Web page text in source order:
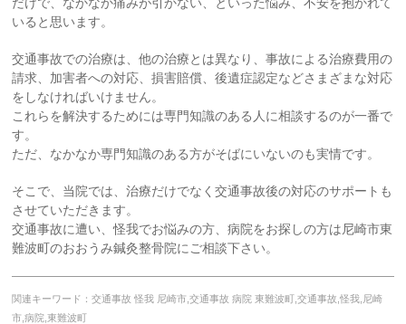
いると思います。
交通事故での治療は、他の治療とは異なり、事故による治療費用の
請求、加害者への対応、損害賠償、後遺症認定などさまざまな対応
をしなければいけません。
これらを解決するためには専門知識のある人に相談するのが一番で
す。
ただ、なかなか専門知識のある方がそばにいないのも実情です。
そこで、当院では、治療だけでなく交通事故後の対応のサポートも
させていただきます。
交通事故に遭い、怪我でお悩みの方、病院をお探しの方は尼崎市東
難波町のおおうみ鍼灸整骨院にご相談下さい。
関連キーワード：交通事故 怪我 尼崎市,交通事故 病院 東難波町,交通事故,怪我,尼崎
市,病院,東難波町